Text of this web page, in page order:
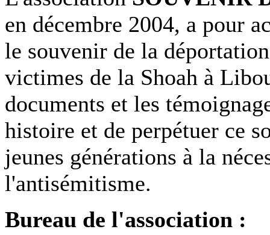
en décembre 2004, a pour
le souvenir de la
victimes de la Shoah à
documents et les
histoire et de perpétuer ce
jeunes générations à la
l'antisémitisme.
Bureau de l'association :